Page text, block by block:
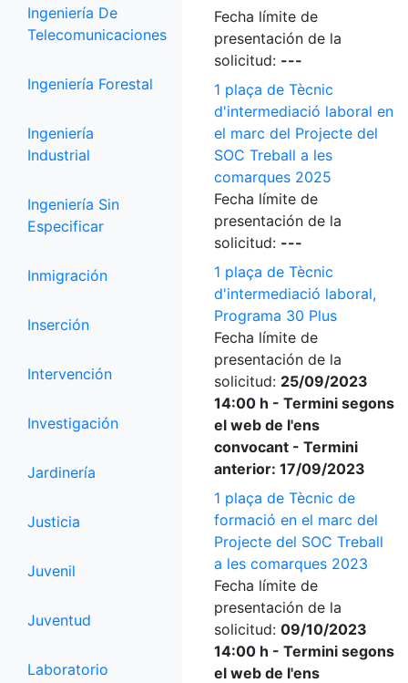
Ingeniería De
Telecomunicaciones
Ingeniería Forestal
Ingeniería
Industrial
Ingeniería Sin
Especificar
Inmigración
Inserción
Intervención
Investigación
Jardinería
Justicia
Juvenil
Juventud
Laboratorio
Fecha límite de
presentación de la
solicitud: ---
1 plaça de Tècnic
d'intermediació laboral en
el marc del Projecte del
SOC Treball a les
comarques 2025
Fecha límite de
presentación de la
solicitud: ---
1 plaça de Tècnic
d'intermediació laboral,
Programa 30 Plus
Fecha límite de
presentación de la
solicitud: 25/09/2023
14:00 h - Termini segons
el web de l'ens
convocant - Termini
anterior: 17/09/2023
1 plaça de Tècnic de
formació en el marc del
Projecte del SOC Treball
a les comarques 2023
Fecha límite de
presentación de la
solicitud: 09/10/2023
14:00 h - Termini segons
el web de l'ens